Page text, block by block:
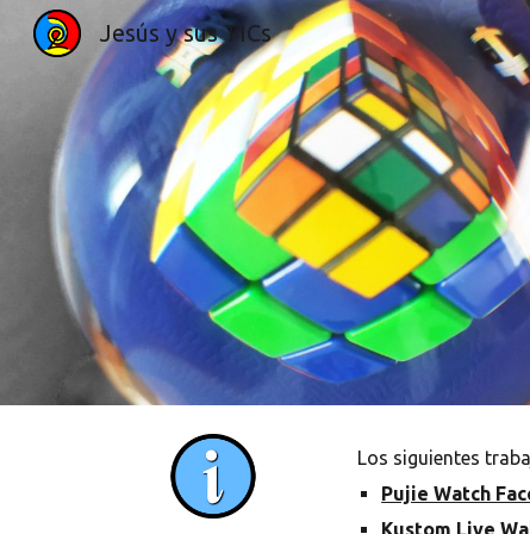
Jesús y sus TICs
Los siguientes
Pujie Watch
Kustom Live